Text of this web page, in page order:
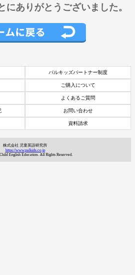
にありがとうございました。
パルキッズパートナー制度
ご購入について
よくあるご質問
お問い合わせ
資料請求
株式会社 児童英語研究所
https://www.palkids.co.jp
English Education. All Rights Reserved.